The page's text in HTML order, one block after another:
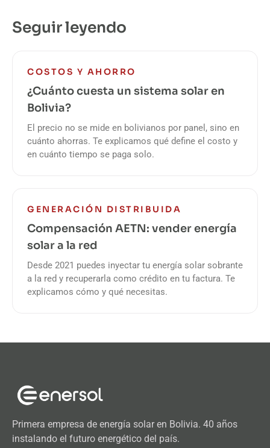
Seguir leyendo
COSTOS Y AHORRO
¿Cuánto cuesta un sistema solar en
Bolivia?
El precio no se mide en bolivianos por panel, sino en
cuánto ahorras. Te explicamos qué define el costo y
en cuánto tiempo se paga solo.
GENERACIÓN DISTRIBUIDA
Compensación AETN: vender energía
solar a la red
Desde 2021 puedes inyectar tu energía solar sobrante
a la red y recuperarla como crédito en tu factura. Te
explicamos cómo y qué necesitas.
Primera empresa de energía solar en Bolivia. 40 años
instalando el futuro energético del país.